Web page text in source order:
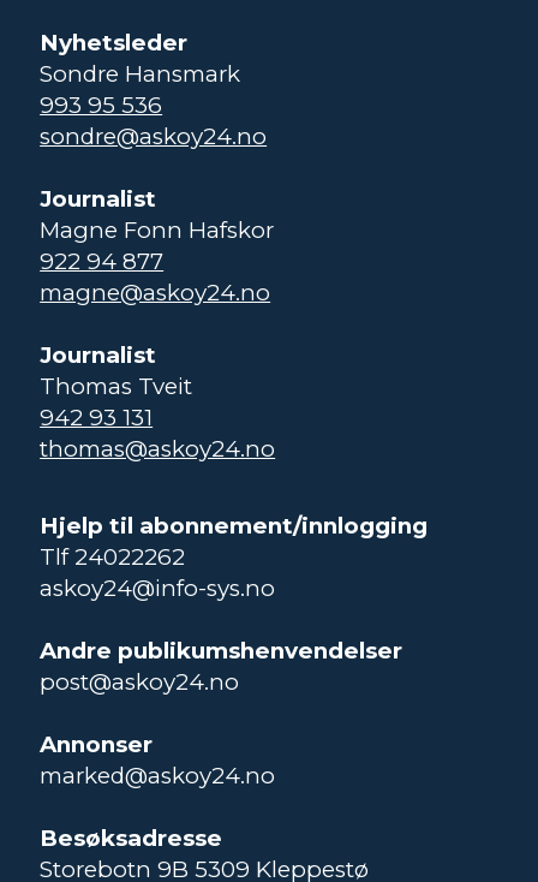
Nyhetsleder
Sondre Hansmark
993 95 536
sondre@askoy24.no
Journalist
Magne Fonn Hafskor
922 94 877
magne@askoy24.no
Journalist
Thomas Tveit
942 93 131
thomas@askoy24.no
Hjelp til abonnement/innlogging
Tlf 24022262
askoy24@info-sys.no
Andre publikumshenvendelser
post@askoy24.no
Annonser
marked@askoy24.no
Besøksadresse
Storebotn 9B 5309 Kleppestø